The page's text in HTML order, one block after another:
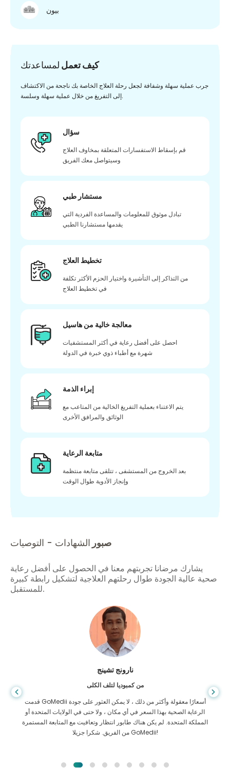
بيون
كيف تعمل لمساعدتك
جرب عملية سهلة وشفافة لجعل رحلة العلاج الخاصة بك ناجحة من الاكتشاف
إلى التفريغ من خلال عملية سهلة وسلسة.
سؤال
قم بإسقاط الاستفسارات المتعلقة بمخاوف العلاج
وسيتواصل معك الفريق
مستشار طبي
تبادل موثوق للمعلومات والمساعدة الفردية التي
يقدمها مستشارنا الطبي
تخطيط العلاج
من التذاكر إلى التأشيرة واختيار الحزم الأكثر تكلفة
في تخطيط العلاج
معالجة خالية من هاسيل
احصل على أفضل رعاية في أكثر المستشفيات
شهرة مع أطباء ذوي خبرة في الدولة
إبراء الذمة
يتم الاعتناء بعملية التفريغ الخالية من المتاعب مع
الوثائق والمرافق الأخرى
متابعة الرعاية
بعد الخروج من المستشفى ، تتلقى متابعة منتظمة
وإنجاز الأدوية طوال الوقت
صبور الشهادات - التوصيات
يشارك مرضانا تجربتهم معنا في الحصول على أفضل رعاية
صحية عالية الجودة طوال رحلتهم العلاجية لتشكيل رابطة كبيرة
للمستقبل.
شاندها داس
من بنغلاديش لأمراض الجهاز الهضمي
لقد شكرت ابني وفريق GoMedii الرائع الذي ساعدني في رحلتي من
بنغلاديش إلى الهند لتلقي العلاج. لقد اتخذنا الخيار الصحيح في اختيار
GoMedii. حتى بعد العلاج يحتفظون بعلاقة قوية معنا